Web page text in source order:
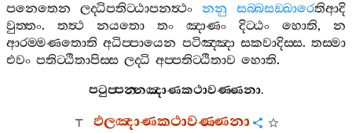
පනෙතෙන
ලද‍්ධිපතිට‍්ඨාපනත්‍ථං නනු සබ‍්බසඞ‍්ඛාරෙතිආදි
වුත‍්තං. තත්‍ථ නයතො තං ඤාණං දිට‍්ඨං හොති, න
ආරම‍්මණතොති අධිප‍්පායෙන පටිඤ‍්ඤා සකවාදිස‍්ස. තස‍්මා
එවං පතිට‍්ඨිතාපිස‍්ස ලද‍්ධි අප‍්පතිට‍්ඨිතාව හොති.
පටුප‍්පන‍්නඤාණකථාවණ‍්ණනා.
ඵලඤාණකථාවණ‍්ණනා